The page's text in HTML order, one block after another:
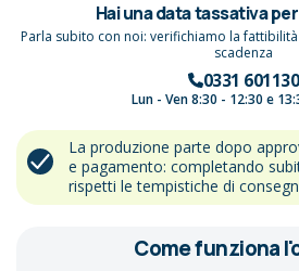
Hai una data tassativa
Parla subito con noi: verifichiamo la
scadenza
0331 601130
Lun - Ven 8:30 - 12:30 e
La produzione parte dopo
e pagamento: completando
rispetti le tempistiche di
Come funziona